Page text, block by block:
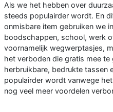
Als we het hebben over
steeds populairder wordt. En
onmisbare item gebruiken we
boodschappen, school, werk
voornamelijk wegwerptasjes,
het verboden die gratis mee te
herbruikbare, bedrukte tassen
populairder wordt vanwege
nog veel meer voordelen